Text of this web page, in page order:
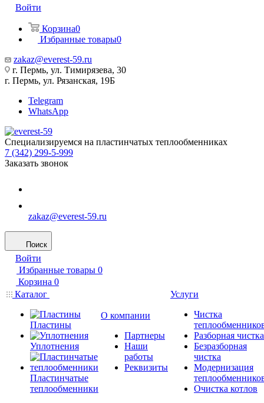
Войти
Корзина0
Избранные товары0
zakaz@everest-59.ru
г. Пермь, ул. Тимирязева, 30
г. Пермь, ул. Рязанская, 19Б
Telegram
WhatsApp
Специализируемся на пластинчатых теплообменниках
7 (342) 299-5-999
Заказать звонок
zakaz@everest-59.ru
Поиск
Войти
Избранные товары 0
Корзина 0
Каталог
Пластины
Уплотнения
Пластинчатые
теплообменники
О компании
Партнеры
Наши
работы
Реквизиты
Услуги
Чистка
Разборная чистка
Безразборная
чистка
Модернизация
Очистка котлов